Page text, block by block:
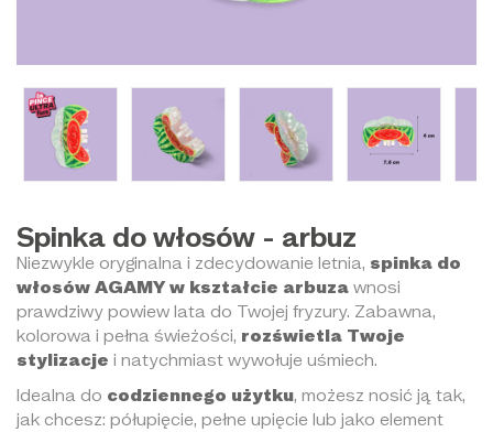
Spinka do włosów - arbuz
Niezwykle oryginalna i zdecydowanie letnia, spinka do
włosów AGAMY w kształcie arbuza wnosi
prawdziwy powiew lata do Twojej fryzury. Zabawna,
kolorowa i pełna świeżości, rozświetla Twoje
stylizacje i natychmiast wywołuje uśmiech.
Idealna do codziennego użytku, możesz nosić ją tak,
jak chcesz: półupięcie, pełne upięcie lub jako element